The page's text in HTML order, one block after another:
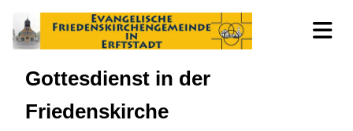
Gottesdienst in der
Friedenskirche